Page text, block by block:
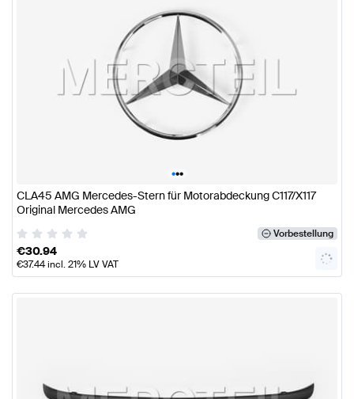
•••
CLA45 AMG Mercedes-Stern für Motorabdeckung C117/X117
Original Mercedes AMG
Vorbestellung
€30.94
€37.44incl. 21% LV VAT